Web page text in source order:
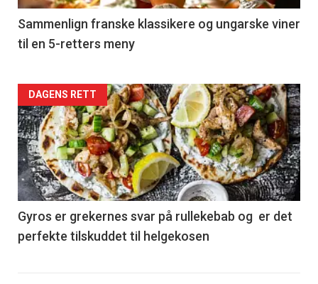
5
Sammenlign franske klassikere og ungarske viner
til en 5-retters meny
Forsiden
akkurat
nå
-
6
DAGENS RETT
Gyros er grekernes svar på rullekebab og er det
perfekte tilskuddet til helgekosen